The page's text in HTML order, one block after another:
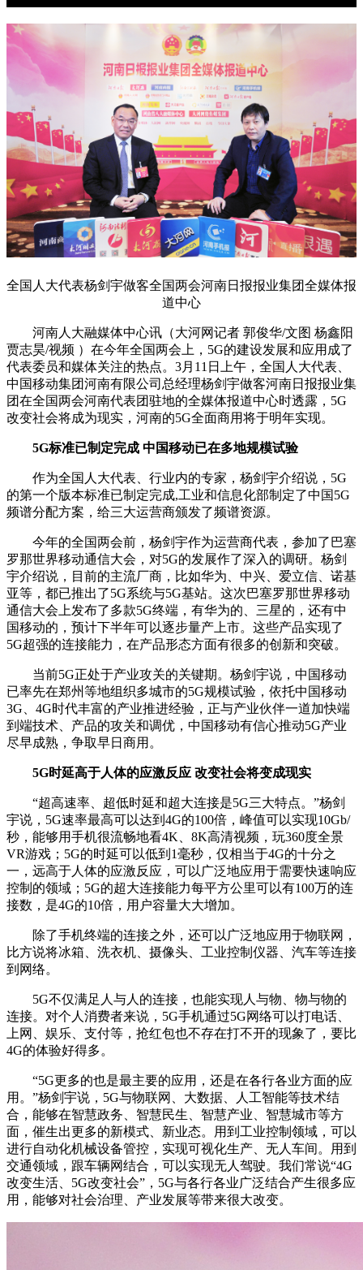
全国人大代表杨剑宇做客全国两会河南日报报业集团全媒体报
道中心
河南人大融媒体中心讯（大河网记者 郭俊华/文图 杨鑫阳
贾志昊/视频 ）在今年全国两会上，5G的建设发展和应用成了
代表委员和媒体关注的热点。3月11日上午，全国人大代表、
中国移动集团河南有限公司总经理杨剑宇做客河南日报报业集
团在全国两会河南代表团驻地的全媒体报道中心时透露，5G
改变社会将成为现实，河南的5G全面商用将于明年实现。
5G标准已制定完成 中国移动已在多地规模试验
作为全国人大代表、行业内的专家，杨剑宇介绍说，5G
的第一个版本标准已制定完成,工业和信息化部制定了中国5G
频谱分配方案，给三大运营商颁发了频谱资源。
今年的全国两会前，杨剑宇作为运营商代表，参加了巴塞
罗那世界移动通信大会，对5G的发展作了深入的调研。杨剑
宇介绍说，目前的主流厂商，比如华为、中兴、爱立信、诺基
亚等，都已推出了5G系统与5G基站。这次巴塞罗那世界移动
通信大会上发布了多款5G终端，有华为的、三星的，还有中
国移动的，预计下半年可以逐步量产上市。这些产品实现了
5G超强的连接能力，在产品形态方面有很多的创新和突破。
当前5G正处于产业攻关的关键期。杨剑宇说，中国移动
已率先在郑州等地组织多城市的5G规模试验，依托中国移动
3G、4G时代丰富的产业推进经验，正与产业伙伴一道加快端
到端技术、产品的攻关和调优，中国移动有信心推动5G产业
尽早成熟，争取早日商用。
5G时延高于人体的应激反应 改变社会将变成现实
“超高速率、超低时延和超大连接是5G三大特点。”杨剑
宇说，5G速率最高可以达到4G的100倍，峰值可以实现10Gb/
秒，能够用手机很流畅地看4K、8K高清视频，玩360度全景
VR游戏；5G的时延可以低到1毫秒，仅相当于4G的十分之
一，远高于人体的应激反应，可以广泛地应用于需要快速响应
控制的领域；5G的超大连接能力每平方公里可以有100万的连
接数，是4G的10倍，用户容量大大增加。
除了手机终端的连接之外，还可以广泛地应用于物联网，
比方说将冰箱、洗衣机、摄像头、工业控制仪器、汽车等连接
到网络。
5G不仅满足人与人的连接，也能实现人与物、物与物的
连接。对个人消费者来说，5G手机通过5G网络可以打电话、
上网、娱乐、支付等，抢红包也不存在打不开的现象了，要比
4G的体验好得多。
“5G更多的也是最主要的应用，还是在各行各业方面的应
用。”杨剑宇说，5G与物联网、大数据、人工智能等技术结
合，能够在智慧政务、智慧民生、智慧产业、智慧城市等方
面，催生出更多的新模式、新业态。用到工业控制领域，可以
进行自动化机械设备管控，实现可视化生产、无人车间。用到
交通领域，跟车辆网结合，可以实现无人驾驶。我们常说“4G
改变生活、5G改变社会”，5G与各行各业广泛结合产生很多应
用，能够对社会治理、产业发展等带来很大改变。